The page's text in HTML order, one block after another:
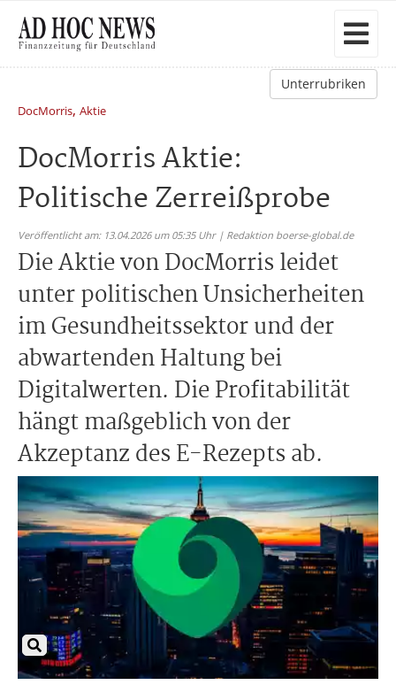
Unterrubriken
DocMorris, Aktie
DocMorris Aktie:
Politische Zerreißprobe
Veröffentlicht am: 13.04.2026 um 05:35 Uhr | Redaktion boerse-global.de
Die Aktie von DocMorris leidet
unter politischen Unsicherheiten
im Gesundheitssektor und der
abwartenden Haltung bei
Digitalwerten. Die Profitabilität
hängt maßgeblich von der
Akzeptanz des E-Rezepts ab.